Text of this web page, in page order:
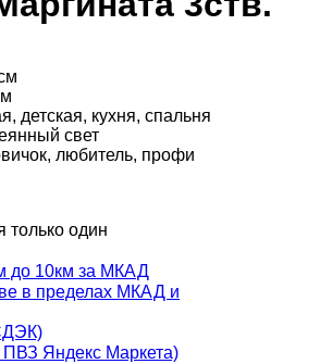
детская, кухня, спальня
свет
любитель, профи
только один
до 10км за МКАД
в пределах МКАД и
Яндекс Маркета)